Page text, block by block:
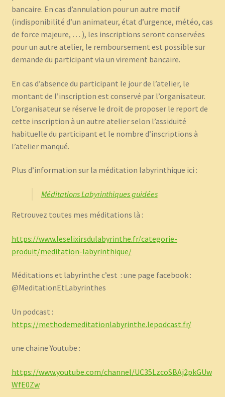
bancaire. En cas d’annulation pour un autre motif
(indisponibilité d’un animateur, état d’urgence, météo, cas
de force majeure, … ), les inscriptions seront conservées
pour un autre atelier, le remboursement est possible sur
demande du participant via un virement bancaire.
En cas d’absence du participant le jour de l’atelier, le
montant de l’inscription est conservé par l’organisateur.
L’organisateur se réserve le droit de proposer le report de
cette inscription à un autre atelier selon l’assiduité
habituelle du participant et le nombre d’inscriptions à
l’atelier manqué.
Plus d’information sur la méditation labyrinthique ici :
Méditations Labyrinthiques guidées
Retrouvez toutes mes méditations là :
https://www.leselixirsdulabyrinthe.fr/categorie-
produit/meditation-labyrinthique/
Méditations et labyrinthe c’est : une page facebook :
@MeditationEtLabyrinthes
Un podcast :
https://methodemeditationlabyrinthe.lepodcast.fr/
une chaine Youtube :
https://www.youtube.com/channel/UC35LzcoSBAj2pkGUw
WfE0Zw